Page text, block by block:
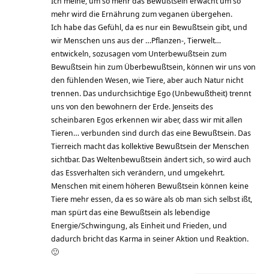
mehr wird die Ernährung zum veganen übergehen.
Ich habe das Gefühl, da es nur ein Bewußtsein gibt, und
wir Menschen uns aus der …Pflanzen-, Tierwelt…
entwickeln, sozusagen vom Unterbewußtsein zum
Bewußtsein hin zum Überbewußtsein, können wir uns von
den fühlenden Wesen, wie Tiere, aber auch Natur nicht
trennen. Das undurchsichtige Ego (Unbewußtheit) trennt
uns von den bewohnern der Erde. Jenseits des
scheinbaren Egos erkennen wir aber, dass wir mit allen
Tieren… verbunden sind durch das eine Bewußtsein. Das
Tierreich macht das kollektive Bewußtsein der Menschen
sichtbar. Das Weltenbewußtsein ändert sich, so wird auch
das Essverhalten sich verändern, und umgekehrt.
Menschen mit einem höheren Bewußtsein können keine
Tiere mehr essen, da es so wäre als ob man sich selbst ißt,
man spürt das eine Bewußtsein als lebendige
Energie/Schwingung, als Einheit und Frieden, und
dadurch bricht das Karma in seiner Aktion und Reaktion.
🙂